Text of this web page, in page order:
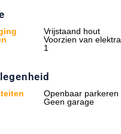
Vrijstaand hout
Voorzien van elektra
1
Openbaar parkeren
Geen garage